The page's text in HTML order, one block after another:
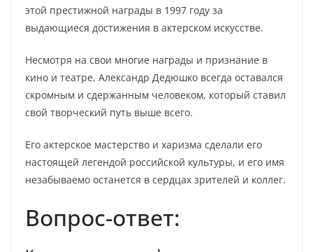
этой престижной награды в 1997 году за
выдающиеся достижения в актерском искусстве.
Несмотря на свои многие награды и признание в
кино и театре, Александр Дедюшко всегда оставался
скромным и сдержанным человеком, который ставил
свой творческий путь выше всего.
Его актерское мастерство и харизма сделали его
настоящей легендой российской культуры, и его имя
незабываемо останется в сердцах зрителей и коллег.
Вопрос-ответ: